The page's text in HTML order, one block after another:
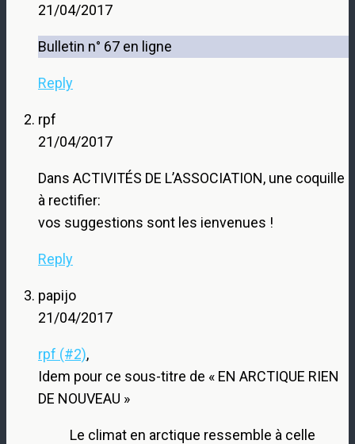
21/04/2017
Bulletin n° 67 en ligne
Reply
rpf
21/04/2017
Dans ACTIVITÉS DE L’ASSOCIATION, une coquille
à rectifier:
vos suggestions sont les ienvenues !
Reply
papijo
21/04/2017
rpf (#2),
Idem pour ce sous-titre de « EN ARCTIQUE RIEN
DE NOUVEAU »
Le climat en arctique ressemble à celle